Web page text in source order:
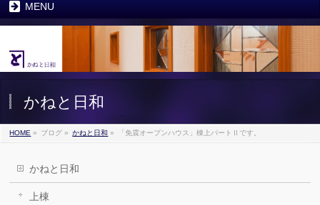
MENU
かねと日和
HOME » ブログ » かねと日和 » 「免震オープンハウス」棟上パートⅡです。
かねと日和
上棟